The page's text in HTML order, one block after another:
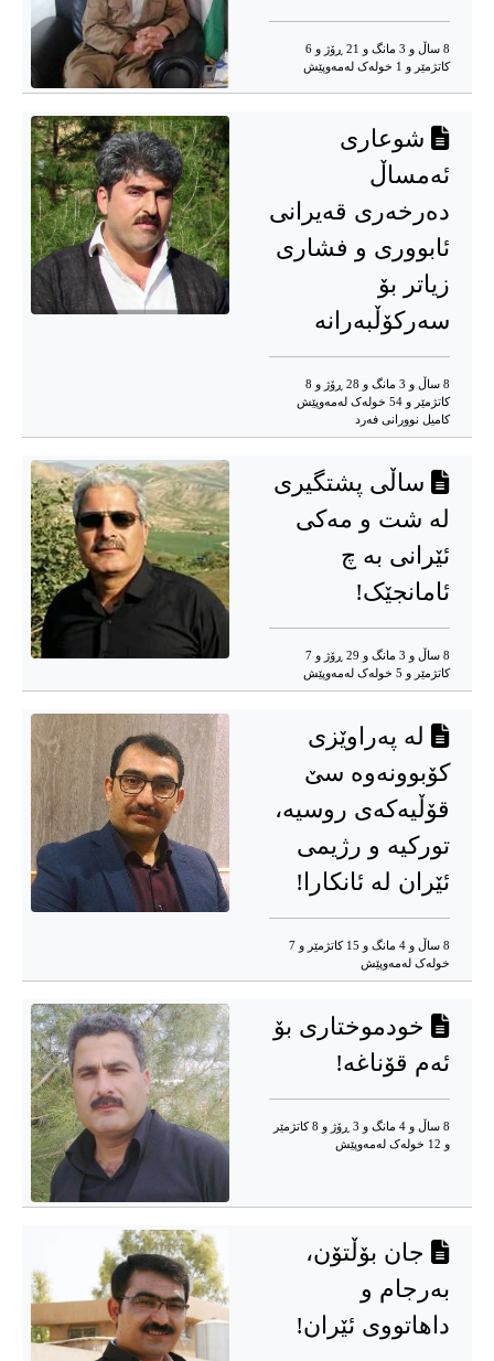
8 ساڵ و 3 مانگ و 21 ڕۆژ و 6
کاتژمێر و 1 خوله‌ک له‌مه‌وپێش‌
شوعاری
ئەمساڵ
دەرخەری قەیرانی
ئابووری و فشاری
زیاتر بۆ
سەرکۆڵبەرانە
8 ساڵ و 3 مانگ و 28 ڕۆژ و 8
کاتژمێر و 54 خوله‌ک له‌مه‌وپێش‌
کامیل نوورانی فەرد
ساڵی پشتگیری
لە شت و مەکی
ئێرانی بە چ
ئامانجێک!
8 ساڵ و 3 مانگ و 29 ڕۆژ و 7
کاتژمێر و 5 خوله‌ک له‌مه‌وپێش‌
لە پەراوێزی
کۆبوونەوە سێ
قۆڵیەکەی روسیە،
تورکیە و رژیمی
ئێران لە ئانکارا!
8 ساڵ و 4 مانگ و 15 کاتژمێر و 7
خوله‌ک له‌مه‌وپێش‌
خودموختاری بۆ
ئەم قۆناغە!
8 ساڵ و 4 مانگ و 3 ڕۆژ و 8 کاتژمێر
و 12 خوله‌ک له‌مه‌وپێش‌
جان بۆڵتۆن،
بەرجام و
داهاتووی ئێران!